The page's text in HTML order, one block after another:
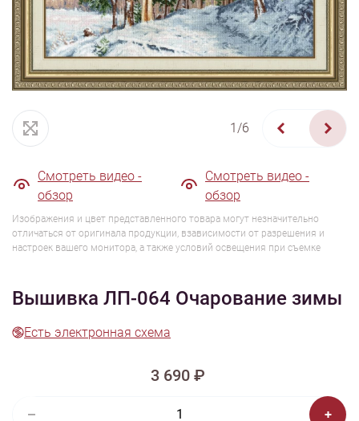
1/6
Смотреть видео -
обзор
Смотреть видео -
обзор
Изображения и цвет представленного товара могут незначительно
отличаться от оригинала продукции, взависимости от разрешения и
настроек вашего монитора, а также условий освещения при съемке
Вышивка ЛП-064 Очарование зимы
Есть электронная схема
3 690 ₽